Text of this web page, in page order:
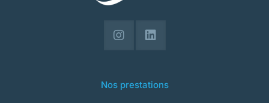
Nos prestations